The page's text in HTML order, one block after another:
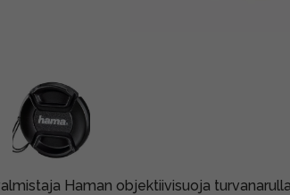
Haman objektiivisuoja